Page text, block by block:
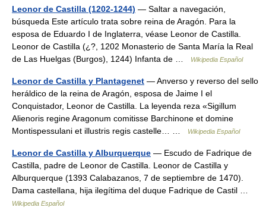
Leonor de Castilla (1202-1244) — Saltar a navegación,
búsqueda Este artículo trata sobre reina de Aragón. Para la
esposa de Eduardo I de Inglaterra, véase Leonor de Castilla.
Leonor de Castilla (¿?, 1202 Monasterio de Santa María la Real
de Las Huelgas (Burgos), 1244) Infanta de …
Wikipedia Español
Leonor de Castilla y Plantagenet — Anverso y reverso del sello
heráldico de la reina de Aragón, esposa de Jaime I el
Conquistador, Leonor de Castilla. La leyenda reza «Sigillum
Alienoris regine Aragonum comitisse Barchinone et domine
Montispessulani et illustris regis castelle… …
Wikipedia Español
Leonor de Castilla y Alburquerque — Escudo de Fadrique de
Castilla, padre de Leonor de Castilla. Leonor de Castilla y
Alburquerque (1393 Calabazanos, 7 de septiembre de 1470).
Dama castellana, hija ilegítima del duque Fadrique de Castil …
Wikipedia Español